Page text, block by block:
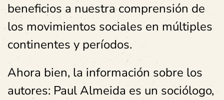
beneficios a nuestra comprensión de
los movimientos sociales en múltiples
continentes y períodos.
Ahora bien, la información sobre los
autores: Paul Almeida es un sociólogo,